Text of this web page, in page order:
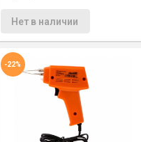
Нет в наличии
-22%